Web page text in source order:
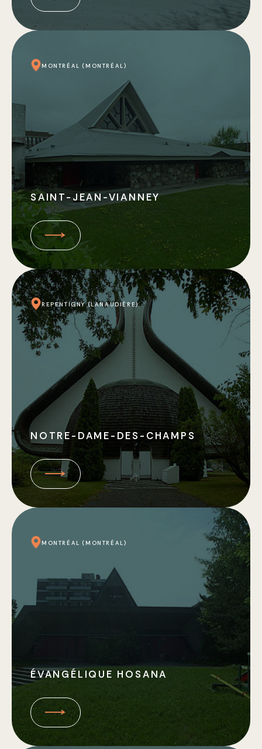
MONTRÉAL (MONTRÉAL)
SAINT-JEAN-VIANNEY
REPENTIGNY (LANAUDIÈRE)
NOTRE-DAME-DES-CHAMPS
MONTRÉAL (MONTRÉAL)
ÉVANGÉLIQUE HOSANA